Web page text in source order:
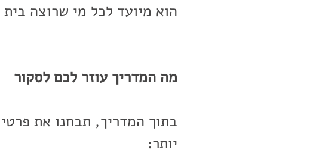
הוא מיועד לכל מי שרוצה
מה המדריך עוזר לכם לסקור
בתוך המדריך, תבחנו את
יותר: